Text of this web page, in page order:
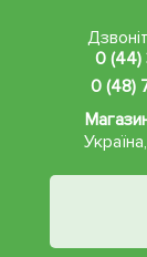
0 (44)
0 (48)